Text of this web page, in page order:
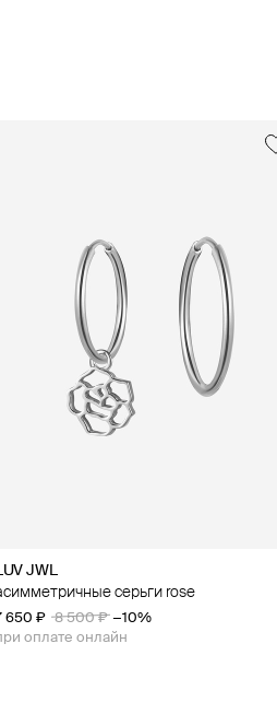
LUV JWL
серьги rose
650 ₽ 8 500 ₽ −10%
оплате онлайн